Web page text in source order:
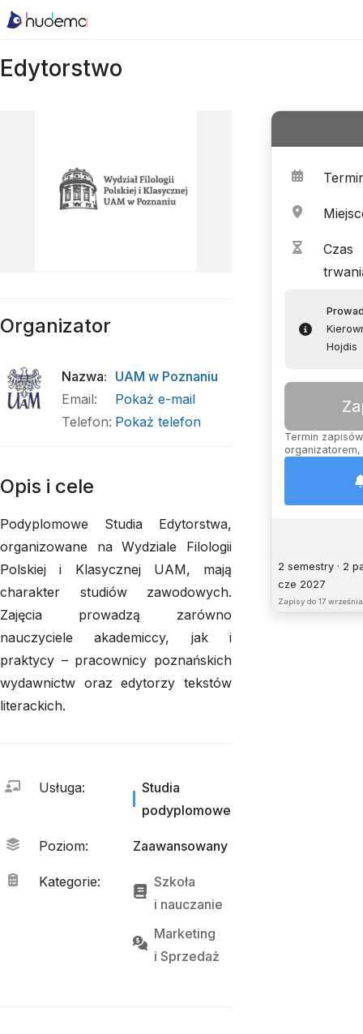
Edytorstwo
Czas
Hojdis
Termin
2 semestry · 2
cze 2027
Zapisy do 17
Organizator
Nazwa: UAM w Poznaniu
Email:
Pokaż e-mail
Telefon: Pokaż telefon
Opis i cele
Podyplomowe Studia Edytorstwa,
organizowane na Wydziale Filologii
Polskiej i Klasycznej UAM, mają
charakter studiów zawodowych.
Zajęcia prowadzą zarówno
nauczyciele akademiccy, jak i
praktycy – pracownicy poznańskich
wydawnictw oraz edytorzy tekstów
literackich.
Usługa:
Studia
podyplomowe
Poziom: Zaawansowany
Kategorie:
Szkoła
i nauczanie
Marketing
i Sprzedaż